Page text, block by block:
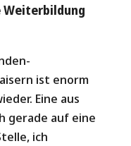
Weiterbildung
ist enorm
Eine aus
gerade auf eine
ich